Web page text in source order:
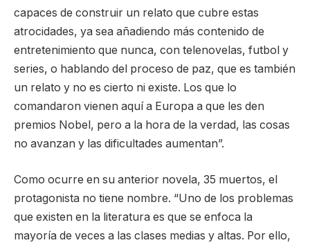
capaces de construir un relato que cubre estas
atrocidades, ya sea añadiendo más contenido de
entretenimiento que nunca, con telenovelas, futbol y
series, o hablando del proceso de paz, que es también
un relato y no es cierto ni existe. Los que lo
comandaron vienen aquí a Europa a que les den
premios Nobel, pero a la hora de la verdad, las cosas
no avanzan y las dificultades aumentan”.
Como ocurre en su anterior novela, 35 muertos, el
protagonista no tiene nombre. “Uno de los problemas
que existen en la literatura es que se enfoca la
mayoría de veces a las clases medias y altas. Por ello,